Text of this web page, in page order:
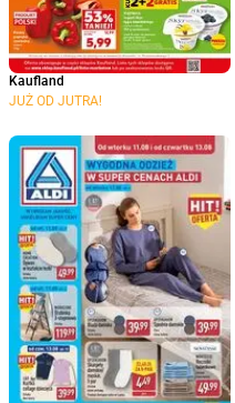
Kaufland
JUŻ OD JUTRA!